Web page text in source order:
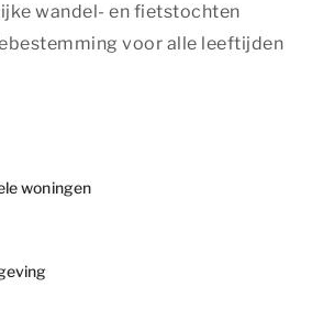
wandel- en fietstochten
voor alle leeftijden
woningen